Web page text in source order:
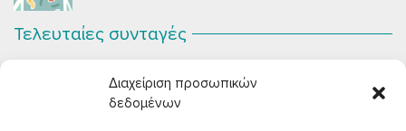
Διαχείριση προσωπικών
δεδομένων
Τελευταίες συνταγές
Μια μους σοκολάτας για όλους εμάς που θέλουμε να
συστήσουμε...